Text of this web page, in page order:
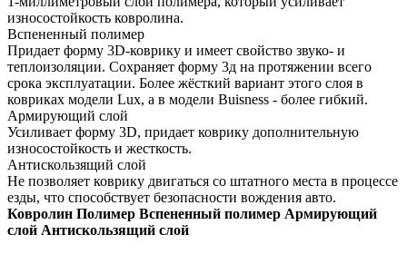
износостойкость ковролина.
Вспененный полимер
Придает форму 3D-коврику и имеет свойство звуко- и
теплоизоляции. Сохраняет форму 3д на протяжении всего
срока эксплуатации. Более жёсткий вариант этого слоя в
ковриках модели Lux, а в модели Buisness - более гибкий.
Армирующий слой
Усиливает форму 3D, придает коврику дополнительную
износостойкость и жесткость.
Антискользящий слой
Не позволяет коврику двигаться со штатного места в процессе
езды, что способствует безопасности вождения авто.
Ковролин Полимер Вспененный полимер Армирующий
слой Антискользящий слой